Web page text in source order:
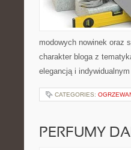
modowych nowinek oraz
charakter bloga z
elegancją i
CATEGORIES:
PERFUMY